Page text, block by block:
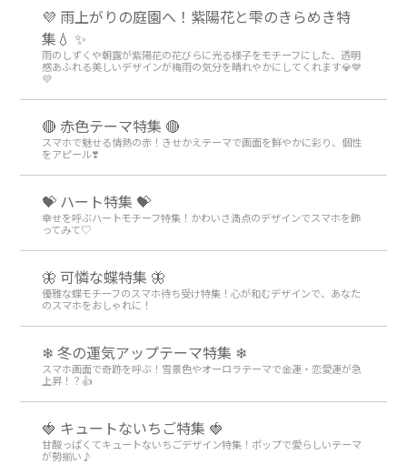
💜 雨上がりの庭園へ！紫陽花と雫のきらめき特
集💧 ✨
雨のしずくや朝露が紫陽花の花びらに光る様子をモチーフにした、透明
感あふれる美しいデザインが梅雨の気分を晴れやかにしてくれます💎💙
💜
🔴 赤色テーマ特集 🔴
スマホで魅せる情熱の赤！きせかえテーマで画面を鮮やかに彩り、個性
をアピール❣️
💝 ハート特集 💝
幸せを呼ぶハートモチーフ特集！かわいさ満点のデザインでスマホを飾
ってみて♡
🦋 可憐な蝶特集 🦋
優雅な蝶モチーフのスマホ待ち受け特集！心が和むデザインで、あなた
のスマホをおしゃれに！
❄ 冬の運気アップテーマ特集 ❄
スマホ画面で奇跡を呼ぶ！雪景色やオーロラテーマで金運・恋愛運が急
上昇！？👍
🍓 キュートないちご特集 🍓
甘酸っぱくてキュートないちごデザイン特集！ポップで愛らしいテーマ
が勢揃い♪